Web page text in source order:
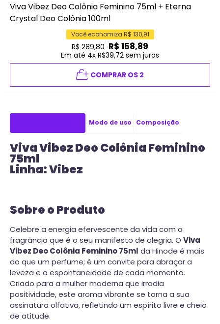
Viva Vibez Deo Colônia Feminino 75ml + Eterna
Crystal Deo Colônia 100ml
Você economiza R$ 130,91
R$289,80 R$ 158,89
Em até 4x R$39,72 sem juros
COMPRAR OS 2
Modo de uso Composição
Viva Vibez Deo Colônia Feminino
75ml
Linha: Vibez
Sobre o Produto
Celebre a energia efervescente da vida com a
fragrância que é o seu manifesto de alegria. O Viva
Vibez Deo Colônia Feminino 75ml da Hinode é mais
do que um perfume; é um convite para abraçar a
leveza e a espontaneidade de cada momento.
Criado para a mulher moderna que irradia
positividade, este aroma vibrante se torna a sua
assinatura olfativa, refletindo um espírito livre e cheio
de atitude.